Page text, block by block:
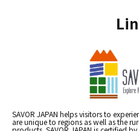
SAVOR JAPAN helps visitors to
are unique to regions as well as the